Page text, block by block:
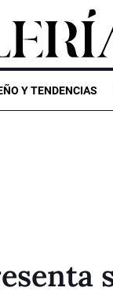
Y TENDENCIAS